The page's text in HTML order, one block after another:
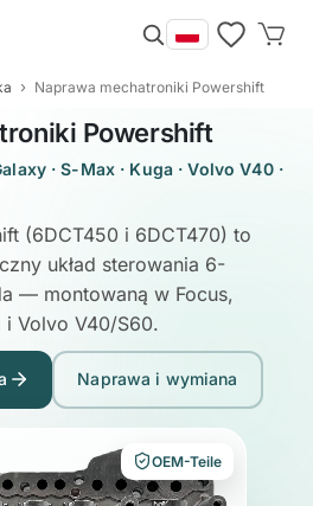
› Naprawa mechatroniki Powershift
Powershift
· S-Max · Kuga · Volvo V40 ·
(6DCT450 i 6DCT470) to
układ sterowania 6-
— montowaną w Focus,
i Volvo V40/S60.
Naprawa i wymiana
OEM-Teile